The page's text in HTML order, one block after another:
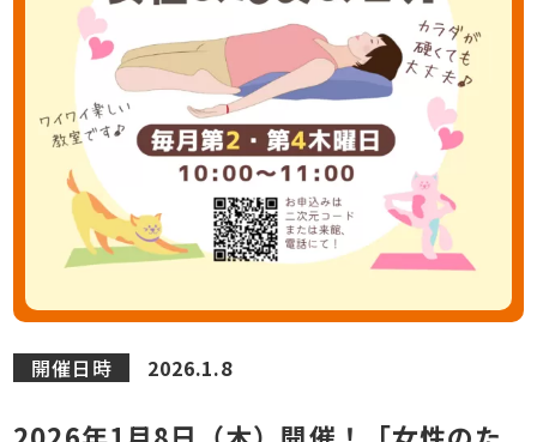
開催日時 2026.1.8